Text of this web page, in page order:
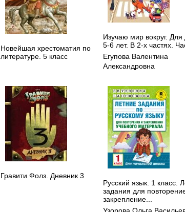
Новейшая хрестоматия по
литературе. 5 класс
Изучаю мир вокруг. Для
5-6 лет. В 2-х частях.
Егупова Валентина
Александровна
Гравити Фолз. Дневник 3
Русский язык. 1 класс.
задания для
закрепление...